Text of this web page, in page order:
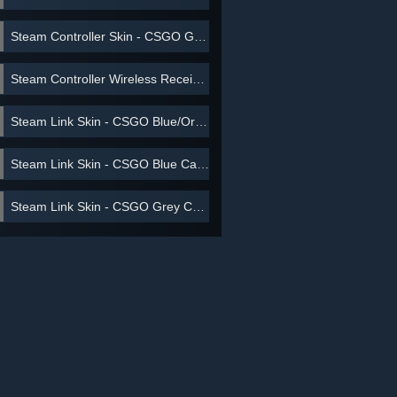
Steam Controller Skin - CSGO Grey Camo
Steam Controller Wireless Receiver
Steam Link Skin - CSGO Blue/Orange
Steam Link Skin - CSGO Blue Camo
Steam Link Skin - CSGO Grey Camo